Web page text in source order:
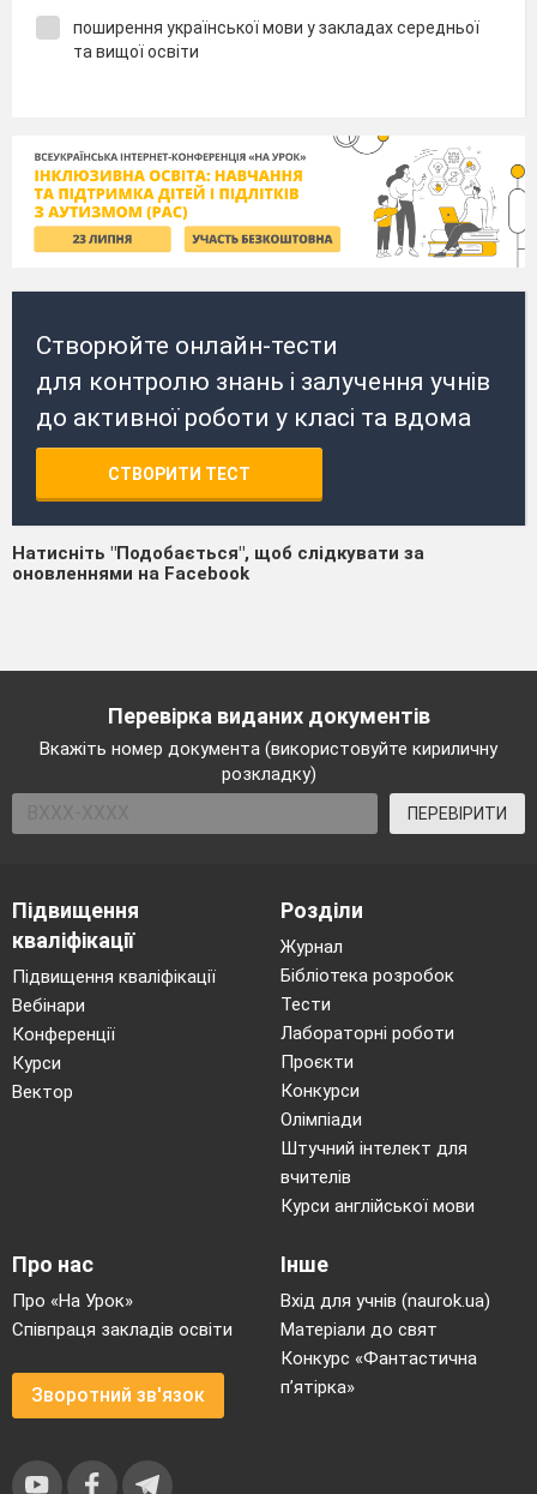
поширення української мови у закладах середньої
та вищої освіти
Створюйте онлайн-тести
для контролю знань і залучення учнів
до активної роботи у класі та вдома
СТВОРИТИ ТЕСТ
Натисніть "Подобається", щоб слідкувати за
оновленнями на Facebook
Перевірка виданих документів
Вкажіть номер документа (використовуйте кириличну
розкладку)
ПЕРЕВІРИТИ
Підвищення
кваліфікації
Підвищення кваліфікації
Вебінари
Конференції
Курси
Вектор
Розділи
Журнал
Бібліотека розробок
Тести
Лабораторні роботи
Проєкти
Конкурси
Олімпіади
Штучний інтелект для
вчителів
Курси англійської мови
Про нас
Про «На Урок»
Співпраця закладів освіти
Зворотний зв'язок
Інше
Вхід для учнів (naurok.ua)
Матеріали до свят
Конкурс «Фантастична
п’ятірка»